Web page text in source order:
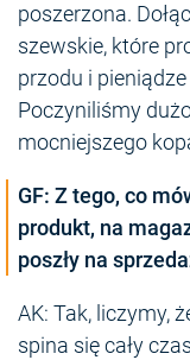
poszerzona.
szewskie, które
przodu i
Poczyniliśmy
mocniejszego
GF: Z tego, co
produkt, na
poszły na
AK: Tak, liczymy,
spina się cały